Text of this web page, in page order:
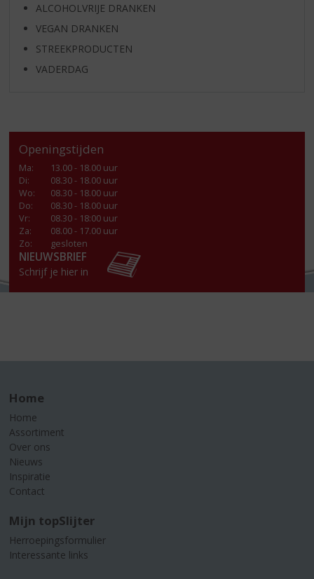
ALCOHOLVRIJE DRANKEN
VEGAN DRANKEN
STREEKPRODUCTEN
VADERDAG
Openingstijden
Ma:
13.00 - 18.00 uur
Di:
08.30 - 18.00 uur
Wo:
08.30 - 18.00 uur
Do:
08.30 - 18.00 uur
Vr:
08.30 - 18:00 uur
Za:
08.00 - 17.00 uur
Zo:
gesloten
NIEUWSBRIEF
Schrijf je hier in
Home
Home
Assortiment
Over ons
Nieuws
Inspiratie
Contact
Mijn topSlijter
Herroepingsformulier
Interessante links